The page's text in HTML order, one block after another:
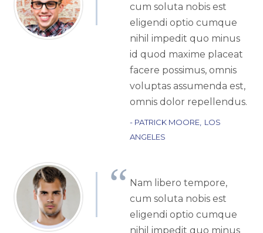
cum soluta nobis est
eligendi optio cumque
nihil impedit quo minus
id quod maxime placeat
facere possimus, omnis
voluptas assumenda est,
omnis dolor repellendus.
PATRICK MOORE LOS
ANGELES
Nam libero tempore,
cum soluta nobis est
eligendi optio cumque
nihil impedit quo minus